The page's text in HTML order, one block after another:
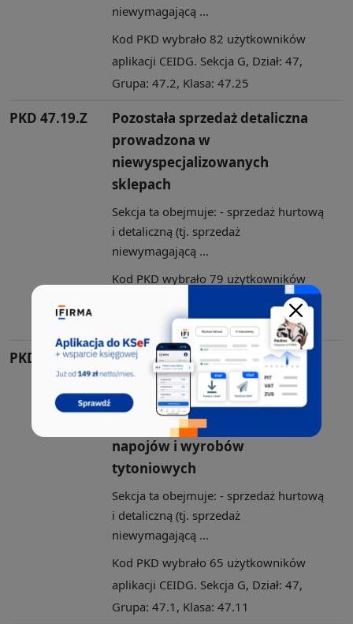
niewymagającą ...
Kod PKD wybrało 82 użytkowników
aplikacji CEIDG. Sekcja G, Dział: 47,
Grupa: 47.2, Klasa: 47.25
PKD 47.19.Z
Pozostała sprzedaż detaliczna
prowadzona w
niewyspecjalizowanych
sklepach
Sekcja ta obejmuje: - sprzedaż hurtową
i detaliczną (tj. sprzedaż
niewymagającą ...
Kod PKD wybrało 79 użytkowników
aplikacji CEIDG. Sekcja G, Dział: 47,
Grupa: 47.1, Klasa: 47.19
PKD 47.11.Z
Sprzedaż detaliczna
prowadzona w
niewyspecjalizowanych
sklepach z przewagą żywności,
napojów i wyrobów
tytoniowych
Sekcja ta obejmuje: - sprzedaż hurtową
i detaliczną (tj. sprzedaż
niewymagającą ...
Kod PKD wybrało 65 użytkowników
aplikacji CEIDG. Sekcja G, Dział: 47,
Grupa: 47.1, Klasa: 47.11